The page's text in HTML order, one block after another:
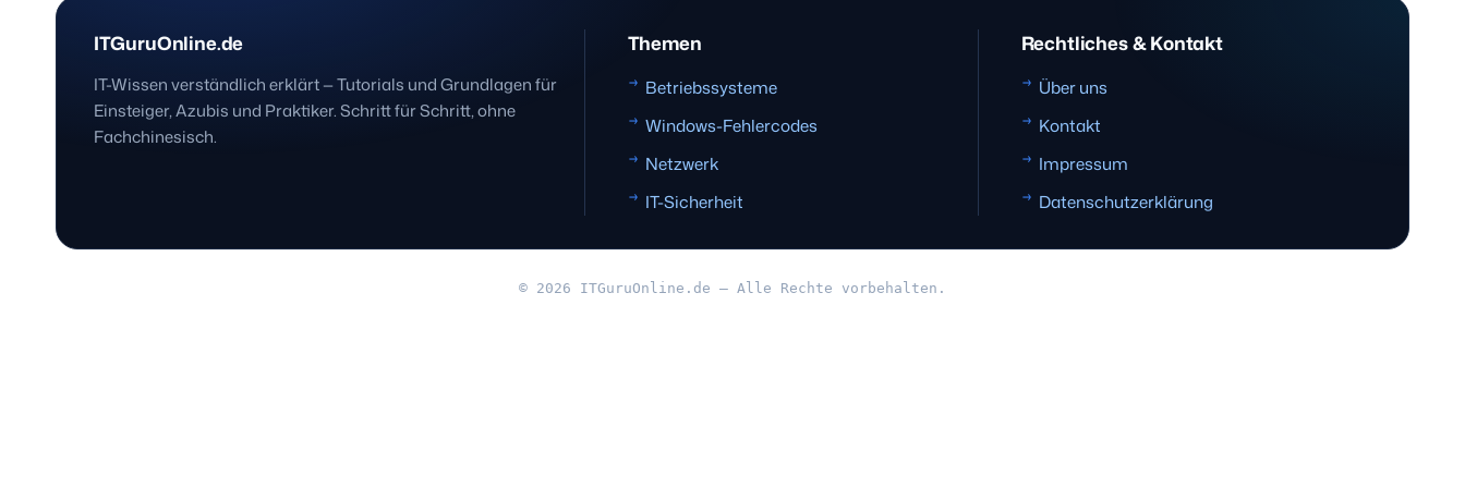
ITGuruOnline.de
IT-Wissen verständlich erklärt — Tutorials und Grundlagen für
Einsteiger, Azubis und Praktiker. Schritt für Schritt, ohne
Fachchinesisch.
Themen
Betriebssysteme
Windows-Fehlercodes
Netzwerk
IT-Sicherheit
Rechtliches & Kontakt
Über uns
Kontakt
Impressum
Datenschutzerklärung
© 2026 ITGuruOnline.de — Alle Rechte vorbehalten.